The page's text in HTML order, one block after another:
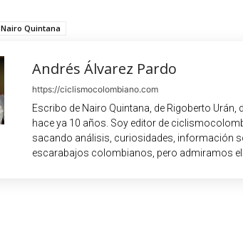
Nairo Quintana
Andrés Álvarez Pardo
https://ciclismocolombiano.com
Escribo de Nairo Quintana, de Rigoberto
hace ya 10 años. Soy editor de
sacando análisis, curiosidades, información
escarabajos colombianos, pero admiramos